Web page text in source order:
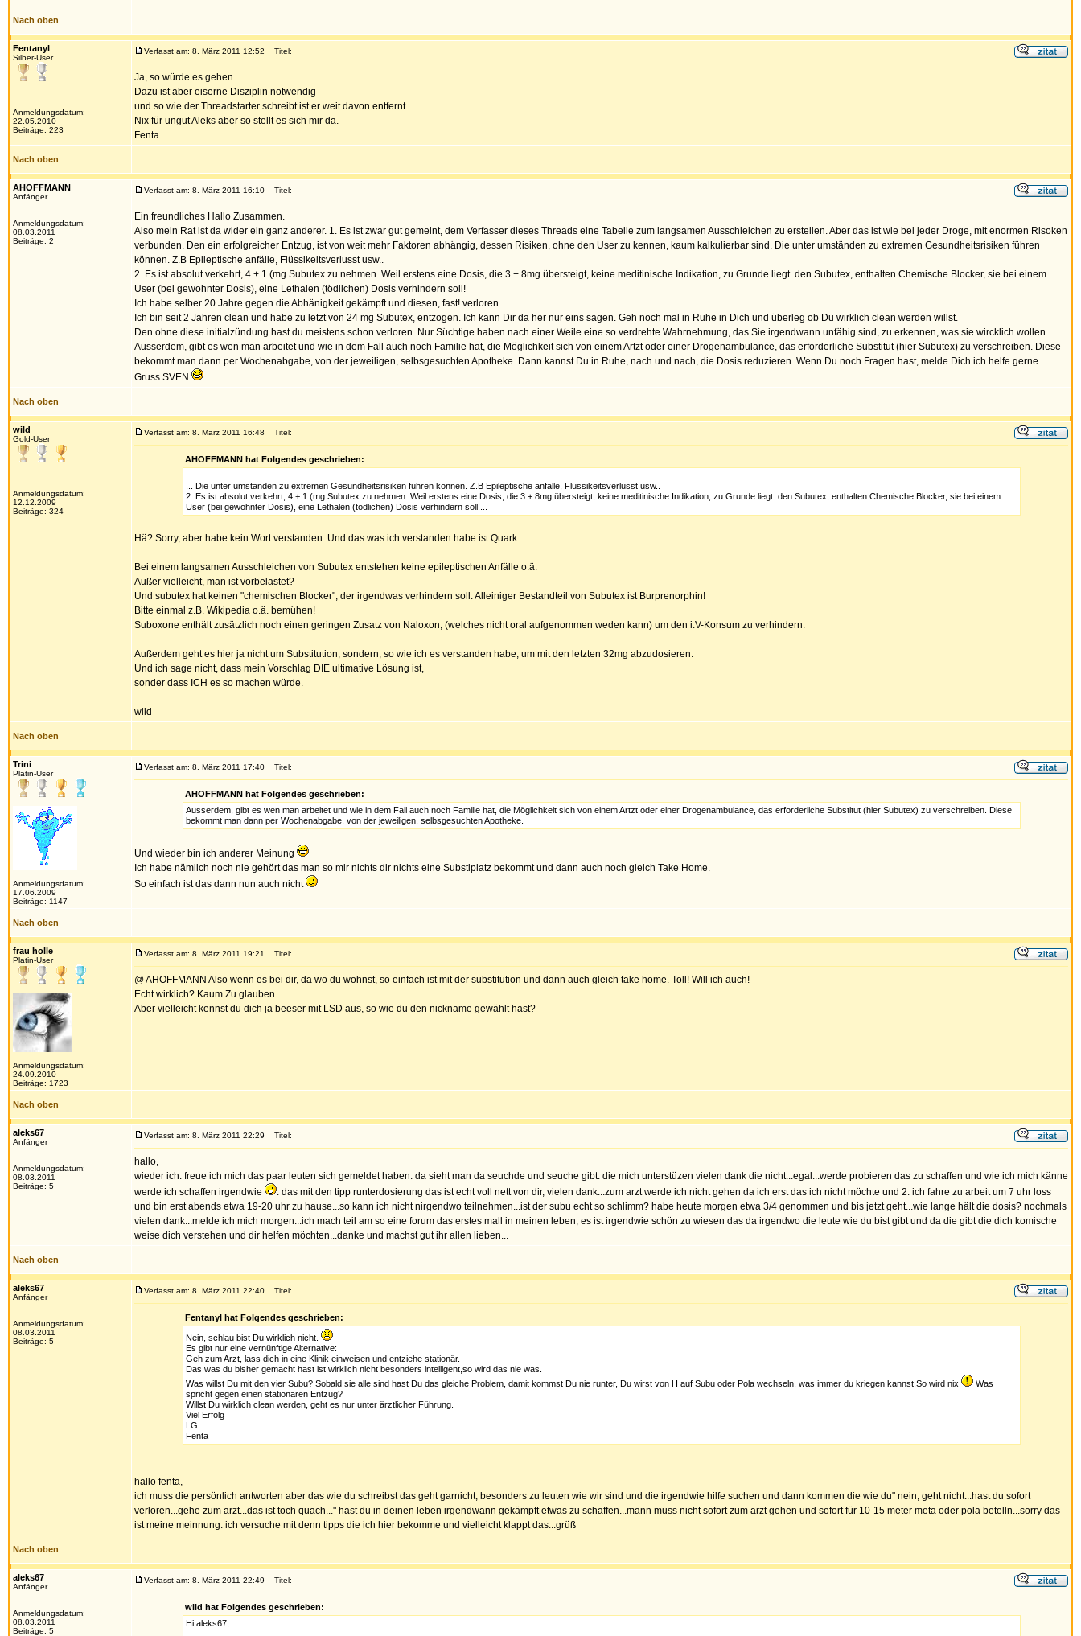
Nach oben
Fentanyl
Silber-User
Anmeldungsdatum:
22.05.2010
Beiträge: 223
Verfasst am: 8. März 2011 12:52 Titel:
Ja, so würde es gehen.
Dazu ist aber eiserne Disziplin notwendig
und so wie der Threadstarter schreibt ist er weit davon entfernt.
Nix für ungut Aleks aber so stellt es sich mir da.
Fenta
Nach oben
AHOFFMANN
Anfänger
Anmeldungsdatum:
08.03.2011
Beiträge: 2
Verfasst am: 8. März 2011 16:10 Titel:
Ein freundliches Hallo Zusammen.
Also mein Rat ist da wider ein ganz anderer. 1. Es ist zwar gut gemeint, dem Verfasser dieses Threads eine Tabelle zum langsamen Ausschleichen zu erstellen. Aber das ist wie bei jeder Droge, mit enormen Risoken
verbunden. Den ein erfolgreicher Entzug, ist von weit mehr Faktoren abhängig, dessen Risiken, ohne den User zu kennen, kaum kalkulierbar sind. Die unter umständen zu extremen Gesundheitsrisiken führen
können. Z.B Epileptische anfälle, Flüssikeitsverlusst usw..
2. Es ist absolut verkehrt, 4 + 1 (mg Subutex zu nehmen. Weil erstens eine Dosis, die 3 + 8mg übersteigt, keine meditinische Indikation, zu Grunde liegt. den Subutex, enthalten Chemische Blocker, sie bei einem
User (bei gewohnter Dosis), eine Lethalen (tödlichen) Dosis verhindern soll!
Ich habe selber 20 Jahre gegen die Abhänigkeit gekämpft und diesen, fast! verloren.
Ich bin seit 2 Jahren clean und habe zu letzt von 24 mg Subutex, entzogen. Ich kann Dir da her nur eins sagen. Geh noch mal in Ruhe in Dich und überleg ob Du wirklich clean werden willst.
Den ohne diese initialzündung hast du meistens schon verloren. Nur Süchtige haben nach einer Weile eine so verdrehte Wahrnehmung, das Sie irgendwann unfähig sind, zu erkennen, was sie wircklich wollen.
Ausserdem, gibt es wen man arbeitet und wie in dem Fall auch noch Familie hat, die Möglichkeit sich von einem Artzt oder einer Drogenambulance, das erforderliche Substitut (hier Subutex) zu verschreiben. Diese
bekommt man dann per Wochenabgabe, von der jeweiligen, selbsgesuchten Apotheke. Dann kannst Du in Ruhe, nach und nach, die Dosis reduzieren. Wenn Du noch Fragen hast, melde Dich ich helfe gerne.
Gruss SVEN
Nach oben
wild
Gold-User
Anmeldungsdatum:
12.12.2009
Beiträge: 324
Verfasst am: 8. März 2011 16:48 Titel:
AHOFFMANN hat Folgendes geschrieben:
... Die unter umständen zu extremen Gesundheitsrisiken führen können. Z.B Epileptische anfälle, Flüssikeitsverlusst usw..
2. Es ist absolut verkehrt, 4 + 1 (mg Subutex zu nehmen. Weil erstens eine Dosis, die 3 + 8mg übersteigt, keine meditinische Indikation, zu Grunde liegt. den Subutex, enthalten Chemische Blocker, sie bei einem
User (bei gewohnter Dosis), eine Lethalen (tödlichen) Dosis verhindern soll!...
Hä? Sorry, aber habe kein Wort verstanden. Und das was ich verstanden habe ist Quark.
Bei einem langsamen Ausschleichen von Subutex entstehen keine epileptischen Anfälle o.ä.
Außer vielleicht, man ist vorbelastet?
Und subutex hat keinen "chemischen Blocker", der irgendwas verhindern soll. Alleiniger Bestandteil von Subutex ist Burprenorphin!
Bitte einmal z.B. Wikipedia o.ä. bemühen!
Suboxone enthält zusätzlich noch einen geringen Zusatz von Naloxon, (welches nicht oral aufgenommen weden kann) um den i.V-Konsum zu verhindern.
Außerdem geht es hier ja nicht um Substitution, sondern, so wie ich es verstanden habe, um mit den letzten 32mg abzudosieren.
Und ich sage nicht, dass mein Vorschlag DIE ultimative Lösung ist,
sonder dass ICH es so machen würde.
wild
Nach oben
Trini
Platin-User
Anmeldungsdatum:
17.06.2009
Beiträge: 1147
Verfasst am: 8. März 2011 17:40 Titel:
AHOFFMANN hat Folgendes geschrieben:
Ausserdem, gibt es wen man arbeitet und wie in dem Fall auch noch Familie hat, die Möglichkeit sich von einem Artzt oder einer Drogenambulance, das erforderliche Substitut (hier Subutex) zu verschreiben. Diese
bekommt man dann per Wochenabgabe, von der jeweiligen, selbsgesuchten Apotheke.
Und wieder bin ich anderer Meinung
Ich habe nämlich noch nie gehört das man so mir nichts dir nichts eine Substiplatz bekommt und dann auch noch gleich Take Home.
So einfach ist das dann nun auch nicht
Nach oben
frau holle
Platin-User
Anmeldungsdatum:
24.09.2010
Beiträge: 1723
Verfasst am: 8. März 2011 19:21 Titel:
@ AHOFFMANN Also wenn es bei dir, da wo du wohnst, so einfach ist mit der substitution und dann auch gleich take home. Toll! Will ich auch!
Echt wirklich? Kaum Zu glauben.
Aber vielleicht kennst du dich ja beeser mit LSD aus, so wie du den nickname gewählt hast?
Nach oben
aleks67
Anfänger
Anmeldungsdatum:
08.03.2011
Beiträge: 5
Verfasst am: 8. März 2011 22:29 Titel:
hallo,
wieder ich. freue ich mich das paar leuten sich gemeldet haben. da sieht man da seuchde und seuche gibt. die mich unterstüzen vielen dank die nicht...egal...werde probieren das zu schaffen und wie ich mich känne
werde ich schaffen irgendwie
. das mit den tipp runterdosierung das ist echt voll nett von dir, vielen dank...zum arzt werde ich nicht gehen da ich erst das ich nicht möchte und 2. ich fahre zu arbeit um 7 uhr loss
und bin erst abends etwa 19-20 uhr zu hause...so kann ich nicht nirgendwo teilnehmen...ist der subu echt so schlimm? habe heute morgen etwa 3/4 genommen und bis jetzt geht...wie lange hält die dosis? nochmals
vielen dank...melde ich mich morgen...ich mach teil am so eine forum das erstes mall in meinen leben, es ist irgendwie schön zu wiesen das da irgendwo die leute wie du bist gibt und da die gibt die dich komische
weise dich verstehen und dir helfen möchten...danke und machst gut ihr allen lieben...
Nach oben
aleks67
Anfänger
Anmeldungsdatum:
08.03.2011
Beiträge: 5
Verfasst am: 8. März 2011 22:40 Titel:
Fentanyl hat Folgendes geschrieben:
Nein, schlau bist Du wirklich nicht.
Es gibt nur eine vernünftige Alternative:
Geh zum Arzt, lass dich in eine Klinik einweisen und entziehe stationär.
Das was du bisher gemacht hast ist wirklich nicht besonders intelligent,so wird das nie was.
Was willst Du mit den vier Subu? Sobald sie alle sind hast Du das gleiche Problem, damit kommst Du nie runter, Du wirst von H auf Subu oder Pola wechseln, was immer du kriegen kannst.So wird nix
Was
spricht gegen einen stationären Entzug?
Willst Du wirklich clean werden, geht es nur unter ärztlicher Führung.
Viel Erfolg
LG
Fenta
hallo fenta,
ich muss die persönlich antworten aber das wie du schreibst das geht garnicht, besonders zu leuten wie wir sind und die irgendwie hilfe suchen und dann kommen die wie du" nein, geht nicht...hast du sofort
verloren...gehe zum arzt...das ist toch quach..." hast du in deinen leben irgendwann gekämpft etwas zu schaffen...mann muss nicht sofort zum arzt gehen und sofort für 10-15 meter meta oder pola betelln...sorry das
ist meine meinnung. ich versuche mit denn tipps die ich hier bekomme und vielleicht klappt das...grüß
Nach oben
aleks67
Anfänger
Anmeldungsdatum:
08.03.2011
Beiträge: 5
Verfasst am: 8. März 2011 22:49 Titel:
wild hat Folgendes geschrieben:
Hi aleks67,